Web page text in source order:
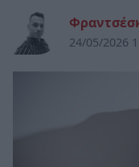
24/05/2026